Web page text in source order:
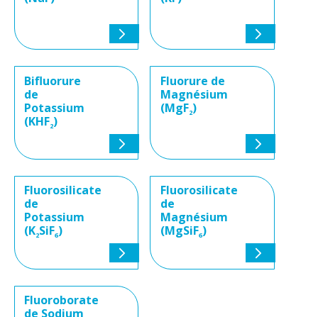
Bifluorure
de
Potassium
(KHF2)
Fluorure de
Magnésium
(MgF2)
Fluorosilicate
de
Potassium
(K2SiF6)
Fluorosilicate
de
Magnésium
(MgSiF6)
Fluoroborate
de Sodium